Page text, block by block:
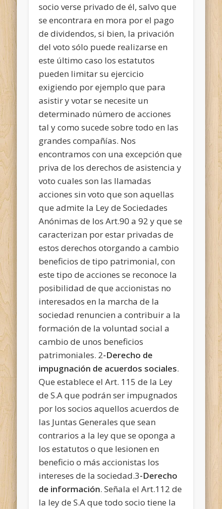
socio verse privado de él, salvo que
se encontrara en mora por el pago
de dividendos, si bien, la privación
del voto sólo puede realizarse en
este último caso los estatutos
pueden limitar su ejercicio
exigiendo por ejemplo que para
asistir y votar se necesite un
determinado número de acciones
tal y como sucede sobre todo en las
grandes compañías. Nos
encontramos con una excepción que
priva de los derechos de asistencia y
voto cuales son las llamadas
acciones sin voto que son aquellas
que admite la Ley de Sociedades
Anónimas de los Art.90 a 92 y que se
caracterizan por estar privadas de
estos derechos otorgando a cambio
beneficios de tipo patrimonial, con
este tipo de acciones se reconoce la
posibilidad de que accionistas no
interesados en la marcha de la
sociedad renuncien a contribuir a la
formación de la voluntad social a
cambio de unos beneficios
patrimoniales. 2-Derecho de
impugnación de acuerdos sociales.
Que establece el Art. 115 de la Ley
de S.A que podrán ser impugnados
por los socios aquellos acuerdos de
las Juntas Generales que sean
contrarios a la ley que se oponga a
los estatutos o que lesionen en
beneficio o más accionistas los
intereses de la sociedad.3-Derecho
de información. Señala el Art.112 de
la ley de S.A que todo socio tiene la